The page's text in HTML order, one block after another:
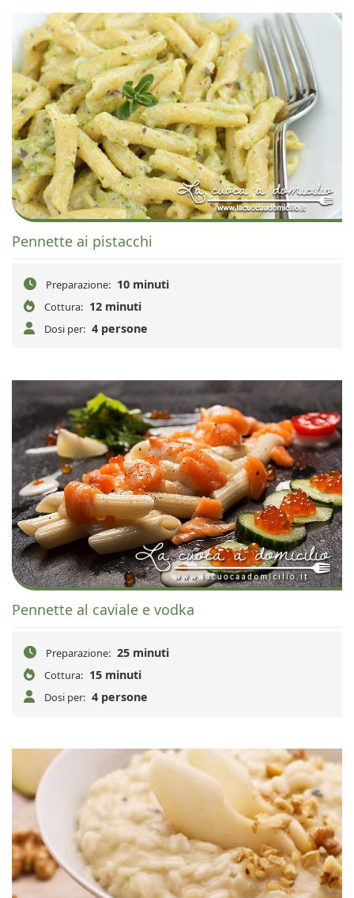
Pennette ai pistacchi
Preparazione: 10 minuti
Cottura: 12 minuti
Dosi per: 4 persone
Pennette al caviale e vodka
Preparazione: 25 minuti
Cottura: 15 minuti
Dosi per: 4 persone